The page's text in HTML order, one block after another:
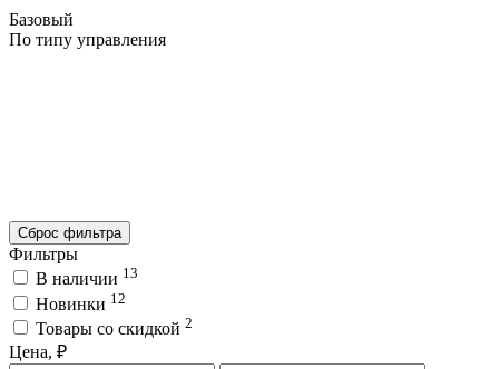
Базовый
По типу управления
Сброс фильтра
Фильтры
В наличии 13
Новинки 12
Товары со скидкой 2
Цена, ₽